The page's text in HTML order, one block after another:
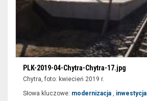
PLK-2019-04-Chytra-Chytra-17.jpg
Chytra, foto: kwiecień 2019 r.
Słowa kluczowe: modernizacja , inwestycja